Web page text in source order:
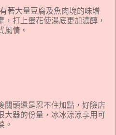
有著大量豆腐及魚肉塊的味增
打上蛋花使湯底更加濃醇，
風情。
關頭還是忍不住加點，好險店
大器的份量，冰冰涼涼享用可
。